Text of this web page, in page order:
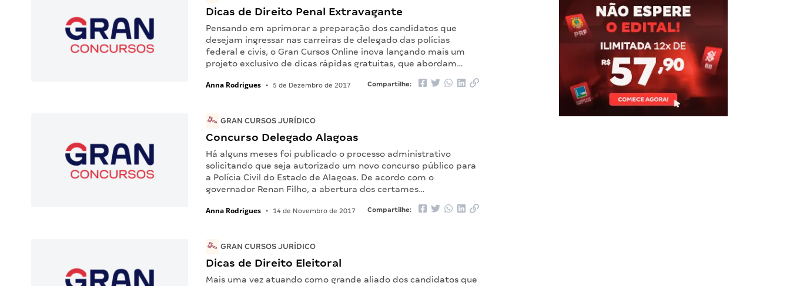
Dicas de Direito Penal Extravagante
Pensando em aprimorar a preparação dos candidatos que
desejam ingressar nas carreiras de delegado das polícias
federal e civis, o Gran Cursos Online inova lançando mais um
projeto exclusivo de dicas rápidas gratuitas, que abordam…
Anna Rodrigues • 5 de Dezembro de 2017 Compartilhe:
GRAN CURSOS JURÍDICO
Concurso Delegado Alagoas
Há alguns meses foi publicado o processo administrativo
solicitando que seja autorizado um novo concurso público para
a Polícia Civil do Estado de Alagoas. De acordo com o
governador Renan Filho, a abertura dos certames…
Anna Rodrigues • 14 de Novembro de 2017 Compartilhe:
GRAN CURSOS JURÍDICO
Dicas de Direito Eleitoral
Mais uma vez atuando como grande aliado dos candidatos que